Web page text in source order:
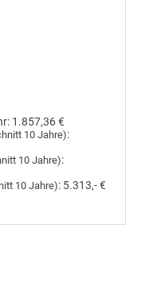
1.857,36 €
10 Jahre):
10 Jahre):
10 Jahre): 5.313,- €